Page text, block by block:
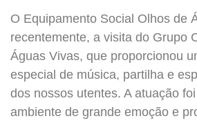
O Equipamento Social Olhos de
recentemente, a visita do Grupo
Águas Vivas, que proporcionou
especial de música, partilha e
dos nossos utentes. A atuação
ambiente de grande emoção e